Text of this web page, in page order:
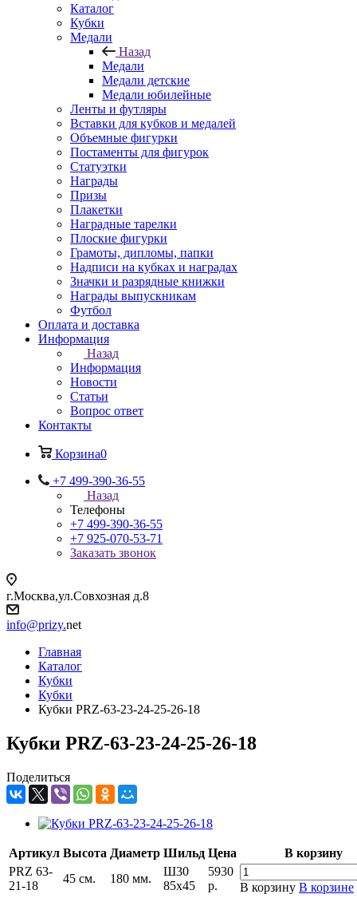
Каталог
Кубки
Медали
Назад
Медали
Медали детские
Медали юбилейные
Ленты и футляры
Вставки для кубков и медалей
Объемные фигурки
Постаменты для фигурок
Статуэтки
Награды
Призы
Плакетки
Наградные тарелки
Плоские фигурки
Грамоты, дипломы, папки
Надписи на кубках и наградах
Значки и разрядные книжки
Награды выпускникам
Футбол
Оплата и доставка
Информация
Назад
Информация
Новости
Статьи
Вопрос ответ
Контакты
Корзина0
+7 499-390-36-55
Назад
Телефоны
+7 499-390-36-55
+7 925-070-53-71
Заказать звонок
г.Москва,ул.Совхозная д.8
info@prizy.net
Главная
Каталог
Кубки
Кубки
Кубки PRZ-63-23-24-25-26-18
Кубки PRZ-63-23-24-25-26-18
Поделиться
Артикул Высота Диаметр Шильд Цена
В корзину
PRZ 63-
21-18
45 см. 180 мм.
Ш30
85х45
5930
р.
В корзину В корзине